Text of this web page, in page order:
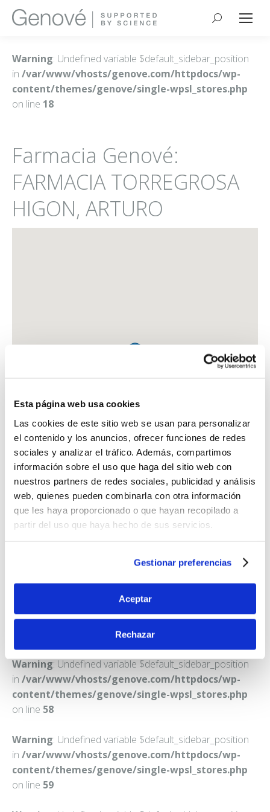
Esta página web usa cookies
Las cookies de este sitio web se usan para personalizar
el contenido y los anuncios, ofrecer funciones de redes
sociales y analizar el tráfico. Además, compartimos
información sobre el uso que haga del sitio web con
nuestros partners de redes sociales, publicidad y análisis
web, quienes pueden combinarla con otra información
que les haya proporcionado o que hayan recopilado a
partir del uso que haya hecho de sus servicios.
Gestionar preferencias
Aceptar
Rechazar
Buscar:
Warning: Undefined variable $default_sidebar_position
in /var/www/vhosts/genove.com/httpdocs/wp-
content/themes/genove/single-wpsl_stores.php
on line 18
Farmacia Genové:
FARMACIA TORREGROSA
HIGON, ARTURO
FARMACIA TORREGROSA HIGON, ARTURO
AV. DE LA LLIBERTAT, 9
Warning: Undefined variable $default_sidebar_position
in /var/www/vhosts/genove.com/httpdocs/wp-
content/themes/genove/single-wpsl_stores.php
on line 58
Warning: Undefined variable $default_sidebar_position
in /var/www/vhosts/genove.com/httpdocs/wp-
content/themes/genove/single-wpsl_stores.php
on line 59